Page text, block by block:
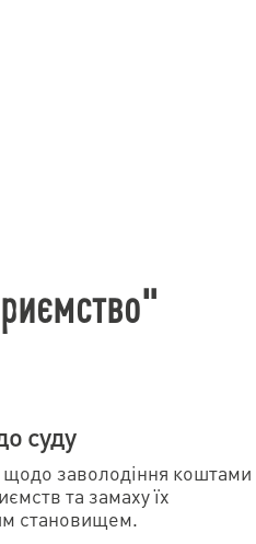
суду
заволодіння коштами
та замаху їх
становищем.